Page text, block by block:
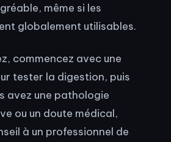
même si les
globalement utilisables.
commencez avec une
tester la digestion, puis
avez une pathologie
ou un doute médical,
à un professionnel de